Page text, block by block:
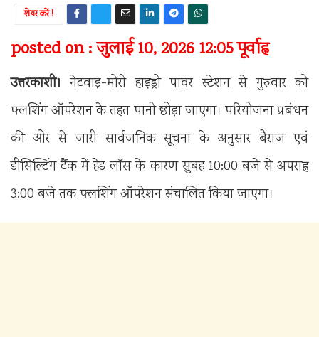
शेयर करें !
posted on : जुलाई 10, 2026 12:05 पूर्वाह्न
उत्तरकाशी। नेटवाड़-मोरी हाइड्रो पावर स्टेशन से गुरुवार को
फ्लशिंग ऑपरेशन के तहत पानी छोड़ा जाएगा। परियोजना प्रबंधन
की ओर से जारी सार्वजनिक सूचना के अनुसार बैराज एवं
डीसिल्टिंग टैंक में हेड लॉस के कारण सुबह 10:00 बजे से अपराह्न
3:00 बजे तक फ्लशिंग ऑपरेशन संचालित किया जाएगा।